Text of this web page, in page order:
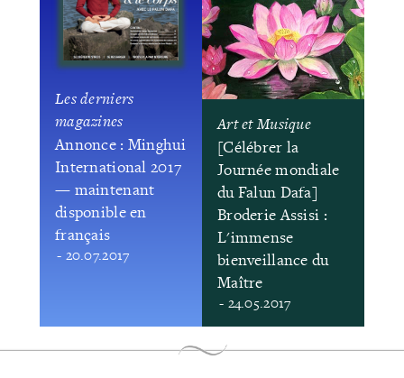
Les derniers
magazines
Annonce : Minghui
International 2017
— maintenant
disponible en
français
- 20.07.2017
Art et Musique
[Célébrer la
Journée mondiale
du Falun Dafa]
Broderie Assisi :
L'immense
bienveillance du
Maître
- 24.05.2017